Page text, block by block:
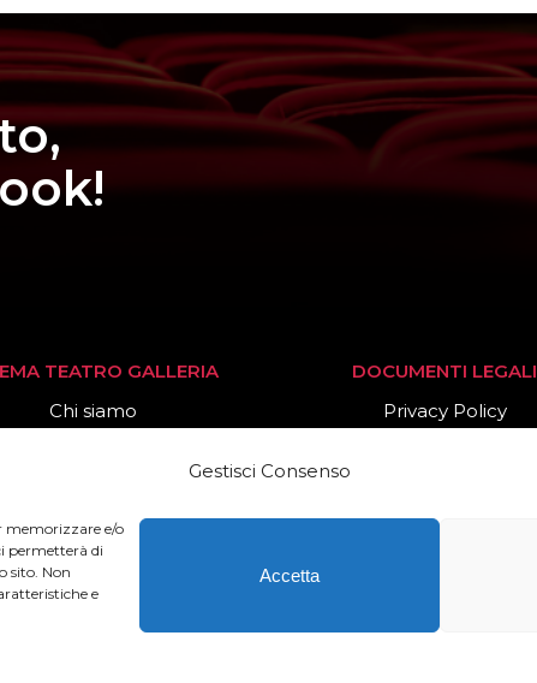
Gestisci Consenso
memorizzare e/o
permetterà di
sito. Non
e
Accetta
TEATRO GALLERIA
Chi siamo
DOCUMENTI LEGALI
Privacy Policy
Cinema Galleria – All Rights Reserved – Powered by